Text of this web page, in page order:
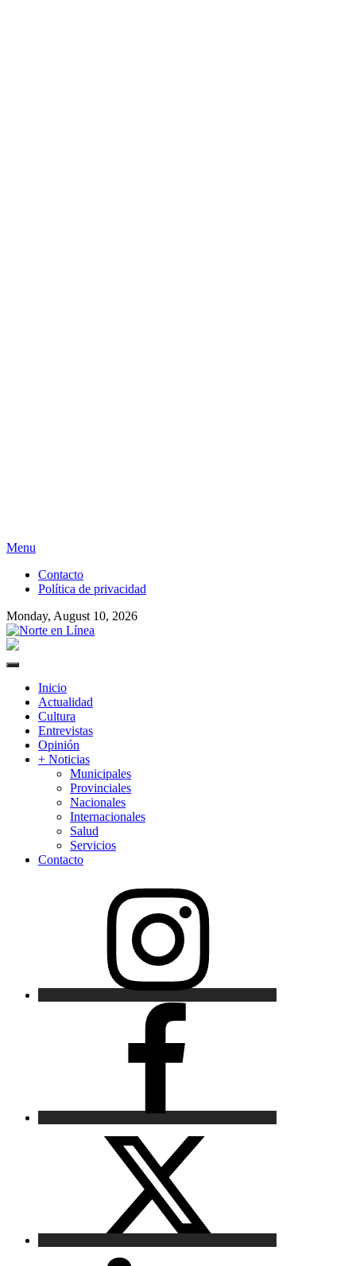
Skip
content
Menu
Contacto
Política de privacidad
Monday, August 10, 2026
Primary
Inicio
Actualidad
Cultura
Entrevistas
Opinión
+ Noticias
Municipales
Provinciales
Nacionales
Internacionales
Salud
Servicios
Contacto